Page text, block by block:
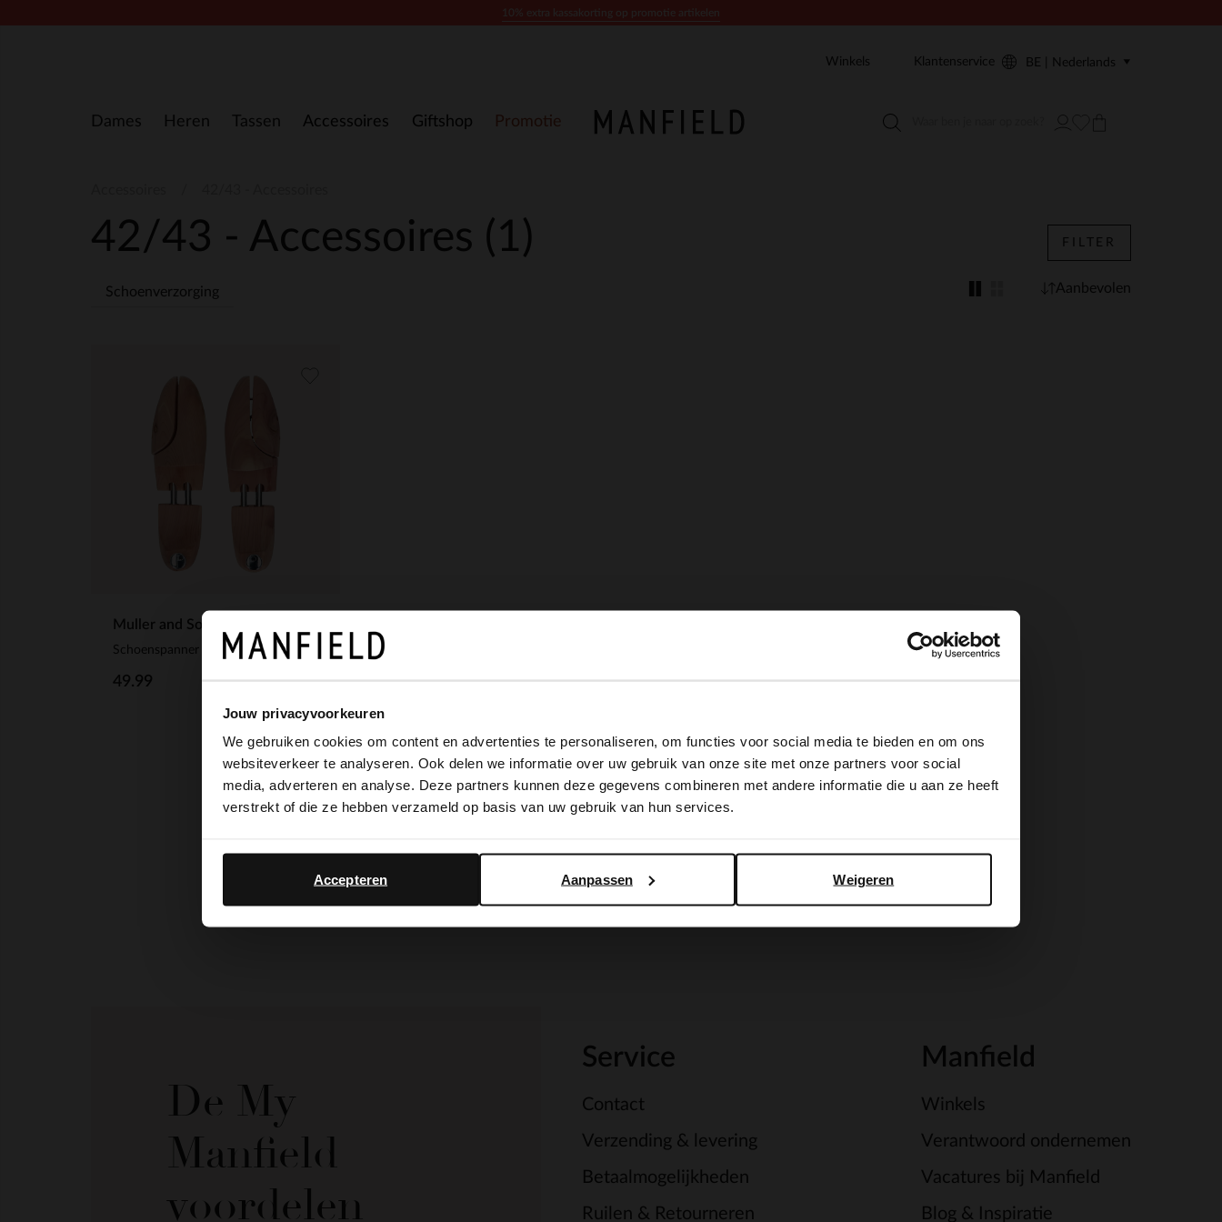
Jouw privacyvoorkeuren
We gebruiken cookies om content en advertenties te personaliseren, om functies voor social media te bieden en om ons
websiteverkeer te analyseren. Ook delen we informatie over uw gebruik van onze site met onze partners voor social
media, adverteren en analyse. Deze partners kunnen deze gegevens combineren met andere informatie die u aan ze heeft
verstrekt of die ze hebben verzameld op basis van uw gebruik van hun services.
Weigeren
Aanpassen
Accepteren
Dames Heren Tassen Accessoires Giftshop Promotie
Winkels Klantenservice BE | Nederlands
42/43 - Accessoires (1)
Schoenverzorging
FILTER
Aanbevolen
Muller and Sons
Schoenspanner van cederhout
49.99
De My
Manfield
voordelen
Service
Contact
Verzending & levering
Betaalmogelijkheden
Ruilen & Retourneren
Manfield
Winkels
Verantwoord ondernemen
Vacatures bij Manfield
Blog & Inspiratie
×
It looks like your language isn't Dutch. Would you like to